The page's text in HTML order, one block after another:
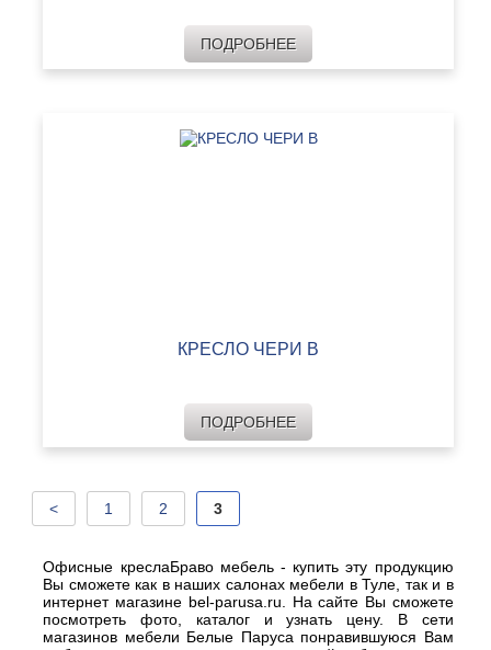
ПОДРОБНЕЕ
КРЕСЛО ЧЕРИ В
ПОДРОБНЕЕ
< 1 2 3
Офисные креслаБраво мебель - купить эту продукцию
Вы сможете как в наших салонах мебели в Туле, так и в
интернет магазине bel-parusa.ru. На сайте Вы сможете
посмотреть фото, каталог и узнать цену. В сети
магазинов мебели Белые Паруса понравившуюся Вам